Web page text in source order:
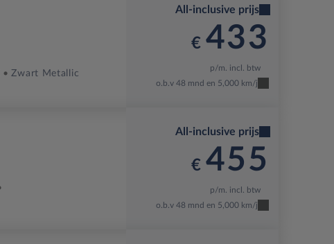
Zwart Metallic
All-inclusive prijs
€ 433
p/m. incl. btw
o.b.v 48 mnd en 5,000 km/j
All-inclusive prijs
€ 455
p/m. incl. btw
o.b.v 48 mnd en 5,000 km/j